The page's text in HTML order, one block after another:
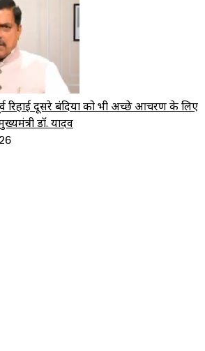
रिहाई दूसरे बंदियों को भी अच्छे आचरण के लिए
डॉ. यादव